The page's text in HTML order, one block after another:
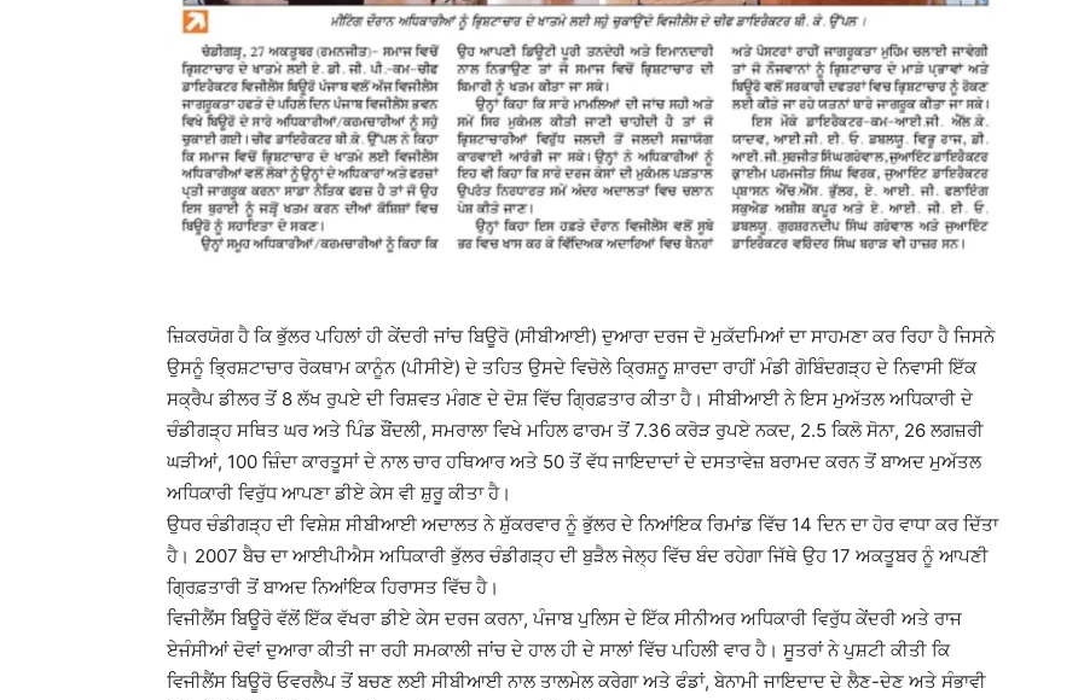
ਜ਼ਿਕਰਯੋਗ ਹੈ ਕਿ ਭੁੱਲਰ ਪਹਿਲਾਂ ਹੀ ਕੇਂਦਰੀ ਜਾਂਚ ਬਿਊਰੋ (ਸੀਬੀਆਈ) ਦੁਆਰਾ ਦਰਜ ਦੋ ਮੁਕੱਦਮਿਆਂ ਦਾ ਸਾਹਮਣਾ ਕਰ ਰਿਹਾ ਹੈ ਜਿਸਨੇ
ਉਸਨੂੰ ਭ੍ਰਿਸ਼ਟਾਚਾਰ ਰੋਕਥਾਮ ਕਾਨੂੰਨ (ਪੀਸੀਏ) ਦੇ ਤਹਿਤ ਉਸਦੇ ਵਿਚੋਲੇ ਕ੍ਰਿਸ਼ਨੂ ਸ਼ਾਰਦਾ ਰਾਹੀਂ ਮੰਡੀ ਗੋਬਿੰਦਗੜ੍ਹ ਦੇ ਨਿਵਾਸੀ ਇੱਕ
ਸਕ੍ਰੈਪ ਡੀਲਰ ਤੋਂ 8 ਲੱਖ ਰੁਪਏ ਦੀ ਰਿਸ਼ਵਤ ਮੰਗਣ ਦੇ ਦੋਸ਼ ਵਿੱਚ ਗ੍ਰਿਫ਼ਤਾਰ ਕੀਤਾ ਹੈ। ਸੀਬੀਆਈ ਨੇ ਇਸ ਮੁਅੱਤਲ ਅਧਿਕਾਰੀ ਦੇ
ਚੰਡੀਗੜ੍ਹ ਸਥਿਤ ਘਰ ਅਤੇ ਪਿੰਡ ਬੌਂਦਲੀ, ਸਮਰਾਲਾ ਵਿਖੇ ਮਹਿਲ ਫਾਰਮ ਤੋਂ 7.36 ਕਰੋੜ ਰੁਪਏ ਨਕਦ, 2.5 ਕਿਲੋ ਸੋਨਾ, 26 ਲਗਜ਼ਰੀ
ਘੜੀਆਂ, 100 ਜ਼ਿੰਦਾ ਕਾਰਤੂਸਾਂ ਦੇ ਨਾਲ ਚਾਰ ਹਥਿਆਰ ਅਤੇ 50 ਤੋਂ ਵੱਧ ਜਾਇਦਾਦਾਂ ਦੇ ਦਸਤਾਵੇਜ਼ ਬਰਾਮਦ ਕਰਨ ਤੋਂ ਬਾਅਦ ਮੁਅੱਤਲ
ਅਧਿਕਾਰੀ ਵਿਰੁੱਧ ਆਪਣਾ ਡੀਏ ਕੇਸ ਵੀ ਸ਼ੁਰੂ ਕੀਤਾ ਹੈ।
ਉਧਰ ਚੰਡੀਗੜ੍ਹ ਦੀ ਵਿਸ਼ੇਸ਼ ਸੀਬੀਆਈ ਅਦਾਲਤ ਨੇ ਸ਼ੁੱਕਰਵਾਰ ਨੂੰ ਭੁੱਲਰ ਦੇ ਨਿਆਂਇਕ ਰਿਮਾਂਡ ਵਿੱਚ 14 ਦਿਨ ਦਾ ਹੋਰ ਵਾਧਾ ਕਰ ਦਿੱਤਾ
ਹੈ। 2007 ਬੈਚ ਦਾ ਆਈਪੀਐਸ ਅਧਿਕਾਰੀ ਭੁੱਲਰ ਚੰਡੀਗੜ੍ਹ ਦੀ ਬੁੜੈਲ ਜੇਲ੍ਹ ਵਿੱਚ ਬੰਦ ਰਹੇਗਾ ਜਿੱਥੇ ਉਹ 17 ਅਕਤੂਬਰ ਨੂੰ ਆਪਣੀ
ਗ੍ਰਿਫ਼ਤਾਰੀ ਤੋਂ ਬਾਅਦ ਨਿਆਂਇਕ ਹਿਰਾਸਤ ਵਿੱਚ ਹੈ।
ਵਿਜੀਲੈਂਸ ਬਿਊਰੋ ਵੱਲੋਂ ਇੱਕ ਵੱਖਰਾ ਡੀਏ ਕੇਸ ਦਰਜ ਕਰਨਾ, ਪੰਜਾਬ ਪੁਲਿਸ ਦੇ ਇੱਕ ਸੀਨੀਅਰ ਅਧਿਕਾਰੀ ਵਿਰੁੱਧ ਕੇਂਦਰੀ ਅਤੇ ਰਾਜ
ਏਜੰਸੀਆਂ ਦੋਵਾਂ ਦੁਆਰਾ ਕੀਤੀ ਜਾ ਰਹੀ ਸਮਕਾਲੀ ਜਾਂਚ ਦੇ ਹਾਲ ਹੀ ਦੇ ਸਾਲਾਂ ਵਿੱਚ ਪਹਿਲੀ ਵਾਰ ਹੈ। ਸੂਤਰਾਂ ਨੇ ਪੁਸ਼ਟੀ ਕੀਤੀ ਕਿ
ਵਿਜੀਲੈਂਸ ਬਿਊਰੋ ਓਵਰਲੈਪ ਤੋਂ ਬਚਣ ਲਈ ਸੀਬੀਆਈ ਨਾਲ ਤਾਲਮੇਲ ਕਰੇਗਾ ਅਤੇ ਫੰਡਾਂ, ਬੇਨਾਮੀ ਜਾਇਦਾਦ ਦੇ ਲੈਣ-ਦੇਣ ਅਤੇ ਸੰਭਾਵੀ